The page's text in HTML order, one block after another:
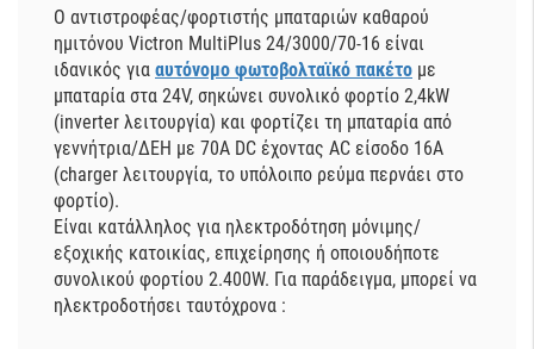
Ο αντιστροφέας/φορτιστής μπαταριών καθαρού
ημιτόνου Victron MultiPlus 24/3000/70-16 είναι
ιδανικός για αυτόνομο φωτοβολταϊκό πακέτο με
μπαταρία στα 24V, σηκώνει συνολικό φορτίο 2,4kW
(inverter λειτουργία) και φορτίζει τη μπαταρία από
γεννήτρια/ΔΕΗ με 70A DC έχοντας AC είσοδο 16Α
(charger λειτουργία, το υπόλοιπο ρεύμα περνάει στο
φορτίο).
Είναι κατάλληλος για ηλεκτροδότηση μόνιμης/
εξοχικής κατοικίας, επιχείρησης ή οποιουδήποτε
συνολικού φορτίου 2.400W. Για παράδειγμα, μπορεί να
ηλεκτροδοτήσει ταυτόχρονα :